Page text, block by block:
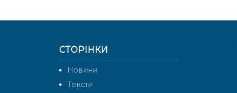
СТОРІНКИ
Новини
Тексти